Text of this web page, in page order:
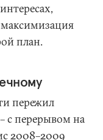
план.
пережил
с перерывом на
2008–2009